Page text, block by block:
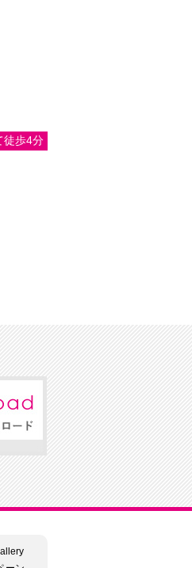
徒歩4分